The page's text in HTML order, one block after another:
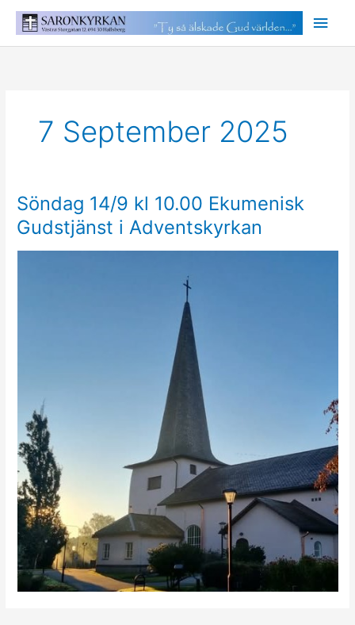
7 September 2025
Söndag 14/9 kl 10.00 Ekumenisk
Gudstjänst i Adventskyrkan